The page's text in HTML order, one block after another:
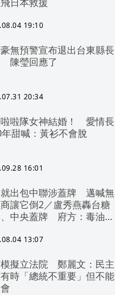
19:10
無預警宣布退出台東縣長
陳瑩回應了
20:34
啦啦隊女神結婚！ 愛情長
甜喊：黃衫不會脫
16:01
就出包中聯涉蓋牌 邁喊無
讓它倒2／盧秀燕轟台糖
中央蓋牌 府方：毒油一
13:07
擬立法院 鄭麗文：民主
時「總統不重要」但不能